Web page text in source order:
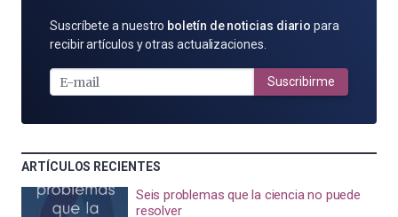
SUSCRÍBETE
POR
MAIL
Suscríbete a nuestro boletín de noticias diario para
recibir artículos y otras actualizaciones.
Suscribirme
ARTÍCULOS RECIENTES
Seis problemas que la ciencia no puede
resolver